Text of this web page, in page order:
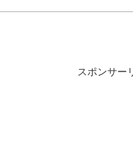
スポンサー